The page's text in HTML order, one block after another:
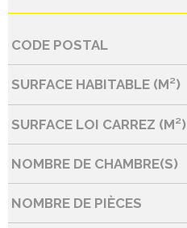
Caractérisque Valeurs
CODE POSTAL
SURFACE HABITABLE (M²)
SURFACE LOI CARREZ (M²)
NOMBRE DE CHAMBRE(S)
NOMBRE DE PIÈCES